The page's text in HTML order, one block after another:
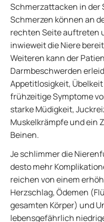
Schmerzattacken in der
Schmerzen können an
rechten Seite auftreten
inwieweit die Niere
Weiteren kann der
Darmbeschwerden
Appetitlosigkeit,
frühzeitige Symptome
starke Müdigkeit,
Muskelkrämpfe und ein
Beinen.
Je schlimmer die
desto mehr
reichen von einem
Herzschlag, Ödemen
gesamten Körper) und
lebensgefährlich